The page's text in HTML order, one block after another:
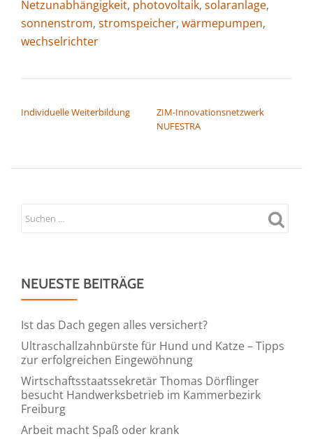
Netzunabhängigkeit, photovoltaik, solaranlage,
sonnenstrom, stromspeicher, wärmepumpen,
wechselrichter
Individuelle Weiterbildung
ZIM-Innovationsnetzwerk
NUFESTRA
NEUESTE BEITRÄGE
Ist das Dach gegen alles versichert?
Ultraschallzahnbürste für Hund und Katze – Tipps
zur erfolgreichen Eingewöhnung
Wirtschaftsstaatssekretär Thomas Dörflinger
besucht Handwerksbetrieb im Kammerbezirk
Freiburg
Arbeit macht Spaß oder krank